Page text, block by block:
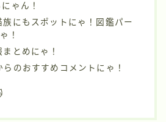
ゃん！
族にもスポットにゃ！図鑑パー
！
とめにゃ！
のおすすめコメントにゃ！